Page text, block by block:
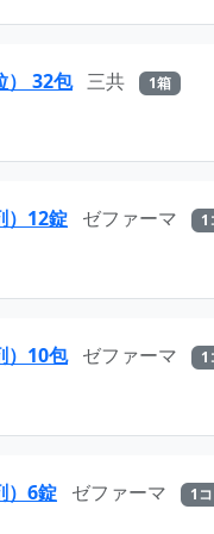
） 32包 三共 1箱
）12錠 ゼファーマ 1
）10包 ゼファーマ 1
）6錠 ゼファーマ 1コ